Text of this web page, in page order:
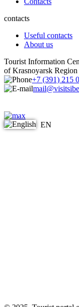
contacts
Useful contacts
About us
Tourist Information
of Krasnoyarsk Region
+7 (391) 215
EN